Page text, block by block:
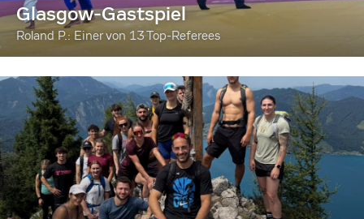
Glasgow-Gastspiel
Roland P.: Einer von 13 Top-Referees